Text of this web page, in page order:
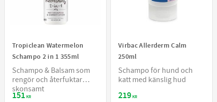
Tropiclean Watermelon
Schampo 2 in 1 355ml
Schampo & Balsam som
rengör och återfuktar
skonsamt
151KR
Virbac Allerderm Calm
250ml
Schampo för hund och
katt med känslig hud
219KR